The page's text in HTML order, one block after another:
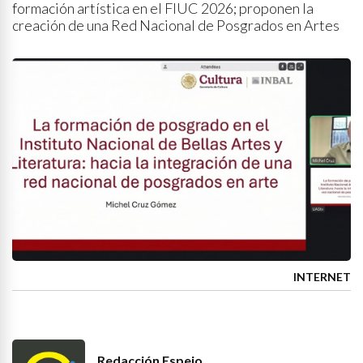
formación artística en el FIUC 2026; proponen la
creación de una Red Nacional de Posgrados en Artes
INTERNET